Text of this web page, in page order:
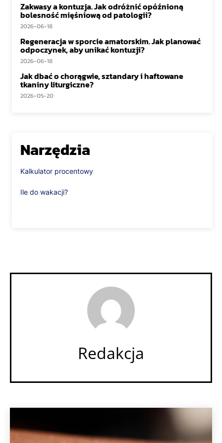
Zakwasy a kontuzja. Jak odróżnić opóźnioną
bolesność mięśniową od patologii?
2026-06-18
Regeneracja w sporcie amatorskim. Jak planować
odpoczynek, aby unikać kontuzji?
2026-06-18
Jak dbać o chorągwie, sztandary i haftowane
tkaniny liturgiczne?
2026-05-20
Narzędzia
Kalkulator procentowy
Ile do wakacji?
Redakcja